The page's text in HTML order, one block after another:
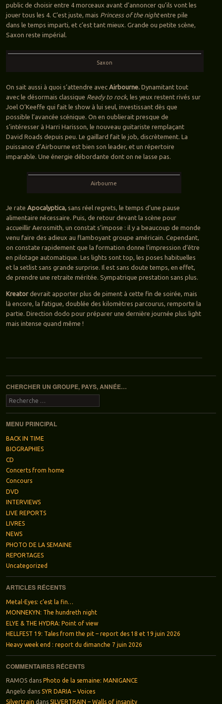
public de choisir entre 4 morceaux avant d’annoncer qu’ils vont les
jouer tous les 4. C’est juste, mais Princess of the nightentre pile
dans le temps imparti, et c’est tant mieux. Grande ou petite scène,
Saxon reste impérial.
Saxon
On sait aussi à quoi s’attendre avec Airbourne. Dynamitant tout
avec le désormais classique Ready to rock, les yeux restent rivés sur
Joel O’Keeffe qui fait le show à lui seul, investissant dès que
possible l’avancée scénique. On en oublierait presque de
s’intéresser à Harri Harisson, le nouveau guitariste remplaçant
David Roads depuis peu. Le gaillard fait le job, discrètement. La
puissance d’Airbourne est bien son leader, et un répertoire
imparable. Une énergie débordante dont on ne lasse pas.
Airbourne
Je rate Apocalyptica,sans réel regrets, le temps d’une pause
alimentaire nécessaire. Puis, de retour devant la scène pour
accueillir Aerosmith, un constat s’impose : il y a beaucoup de monde
venu faire des adieux au flamboyant groupe américain. Cependant,
on constate rapidement que la formation donne l’impression d’être
en pilotage automatique. Les lights sont top, les poses habituelles
et la setlist sans grande surprise. Il est sans doute temps, en effet,
de prendre une retraite méritée. Sympatrique prestation sans plus.
Kreatordevrait apporter plus de piment à cette fin de soirée, mais
là encore, la fatigue, doublée des kilomètres parcourus, remporte la
partie. Direction dodo pour préparer une dernière journée plus light
mais intense quand même !
Navigation des articles
CHERCHER UN GROUPE, PAYS, ANNÉE…
Recherche
MENU PRINCIPAL
BACK IN TIME
BIOGRAPHIES
CD
Concerts from home
Concours
DVD
INTERVIEWS
LIVE REPORTS
LIVRES
NEWS
PHOTO DE LA SEMAINE
REPORTAGES
Uncategorized
ARTICLES RÉCENTS
Metal-Eyes: c’est la fin…
MONNEKYN: The hundreth night
ELYE & THE HYDRA: Point of view
HELLFEST 19: Tales from the pit – report des 18 et 19 juin 2026
Heavy week end : report du dimanche 7 juin 2026
COMMENTAIRES RÉCENTS
RAMOSdans Photo de la semaine: MANIGANCE
Angelo dans SYR DARIA – Voices
Silvertrain dans SILVERTRAIN – Walls of insanity